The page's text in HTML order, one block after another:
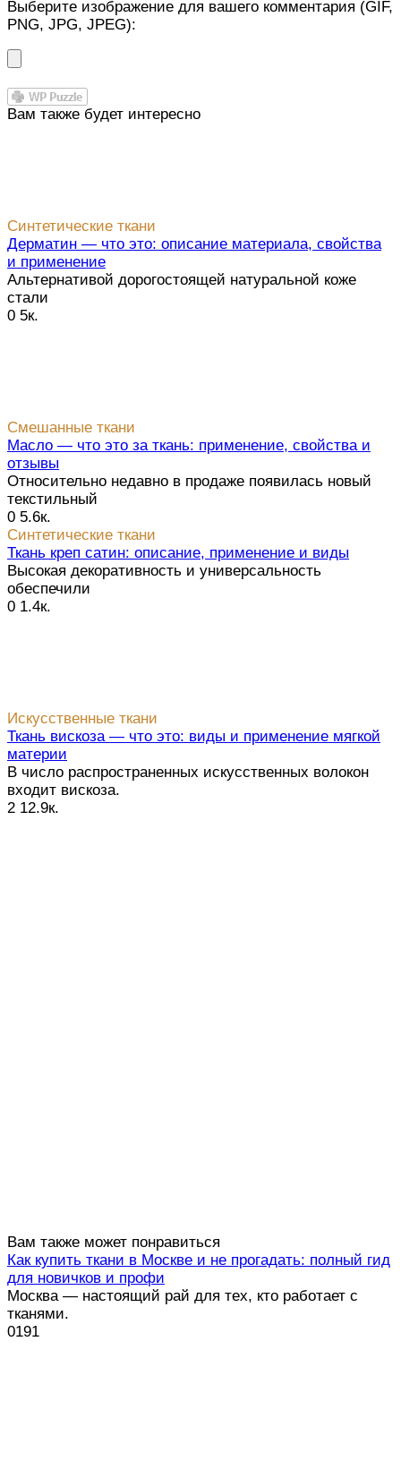
Выберите изображение для вашего комментария (GIF,
PNG, JPG, JPEG):
Вам также будет интересно
Синтетические ткани
Дерматин — что это: описание материала, свойства
и применение
Альтернативой дорогостоящей натуральной коже
стали
0 5к.
Смешанные ткани
Масло — что это за ткань: применение, свойства и
отзывы
Относительно недавно в продаже появилась новый
текстильный
0 5.6к.
Синтетические ткани
Ткань креп сатин: описание, применение и виды
Высокая декоративность и универсальность
обеспечили
0 1.4к.
Искусственные ткани
Ткань вискоза — что это: виды и применение мягкой
материи
В число распространенных искусственных волокон
входит вискоза.
2 12.9к.
Вам также может понравиться
Как купить ткани в Москве и не прогадать: полный гид
для новичков и профи
Москва — настоящий рай для тех, кто работает с
тканями.
0191